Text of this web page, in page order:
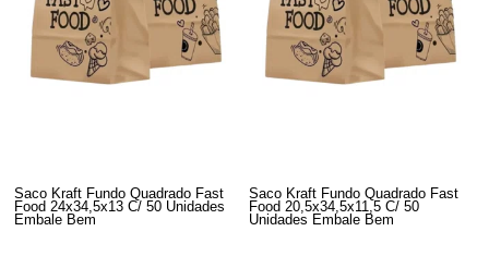
Saco Kraft Fundo Quadrado Fast
Food 24x34,5x13 C/ 50 Unidades
Embale Bem
Saco Kraft Fundo Quadrado Fast
Food 20,5x34,5x11,5 C/ 50
Unidades Embale Bem